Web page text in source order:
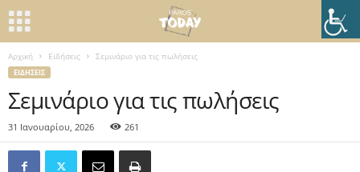
Αρχική Ειδήσεις Σεμινάριο για τις πωλήσεις
ΕΙΔΉΣΕΙΣ
Σεμινάριο για τις πωλήσεις
31 Ιανουαρίου, 2026 261